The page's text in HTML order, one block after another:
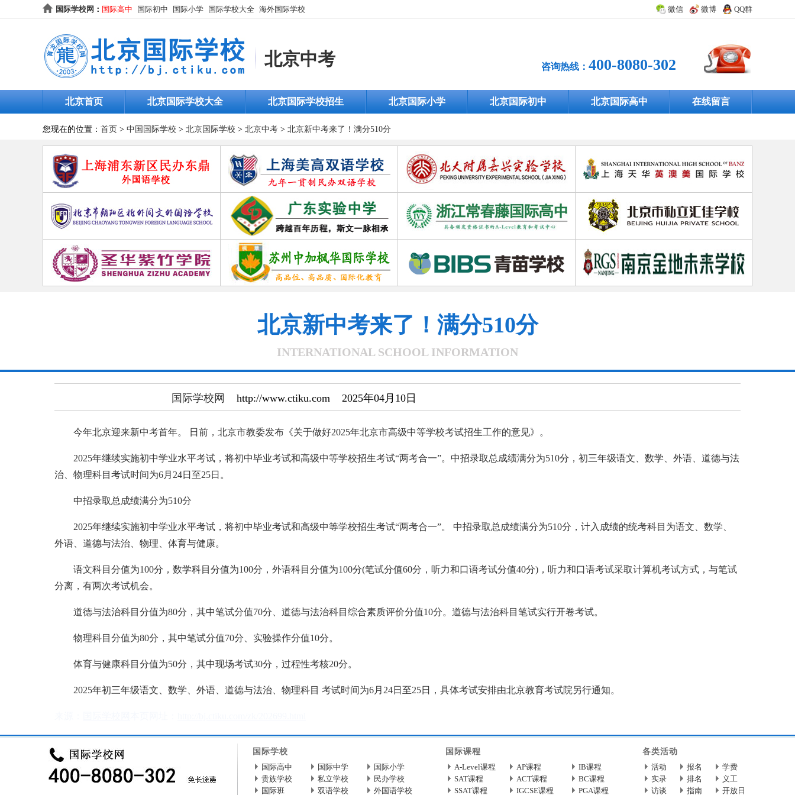
国际学校网 ： 国际高中 国际初中 国际小学 国际学校大全 海外国际学校 微信 微博 QQ群
北京中考 咨询热线： 400-8080-302
北京首页 北京国际学校大全 北京国际学校招生 北京国际小学 北京国际初中 北京国际高中 在线留言
您现在的位置： 首页 > 中国国际学校 > 北京国际学校 > 北京中考 > 北京新中考来了！满分510分
北京新中考来了！满分510分
INTERNATIONAL SCHOOL INFORMATION
国际学校网 http://www.ctiku.com 2025年04月10日
今年北京迎来新中考首年。 日前，北京市教委发布《关于做好2025年北京市高级中等学校考试招生工作的意见》。
2025年继续实施初中学业水平考试，将初中毕业考试和高级中等学校招生考试“两考合一”。中招录取总成绩满分为510分，初三年级语文、数学、外语、道德与法
治、物理科目考试时间为6月24日至25日。
中招录取总成绩满分为510分
2025年继续实施初中学业水平考试，将初中毕业考试和高级中等学校招生考试“两考合一”。 中招录取总成绩满分为510分，计入成绩的统考科目为语文、数学、
外语、道德与法治、物理、体育与健康。
语文科目分值为100分，数学科目分值为100分，外语科目分值为100分(笔试分值60分，听力和口语考试分值40分)，听力和口语考试采取计算机考试方式，与笔试
分离，有两次考试机会。
道德与法治科目分值为80分，其中笔试分值70分、道德与法治科目综合素质评价分值10分。道德与法治科目笔试实行开卷考试。
物理科目分值为80分，其中笔试分值70分、实验操作分值10分。
体育与健康科目分值为50分，其中现场考试30分，过程性考核20分。
2025年初三年级语文、数学、外语、道德与法治、物理科目 考试时间为6月24日至25日，具体考试安排由北京教育考试院另行通知。
国际学校 国际课程
各类活动
国际高中
国际中学
国际小学
贵族学校
私立学校
民办学校
国际班
双语学校 外国语学校
A-Level课程 AP课程
IB课程
SAT课程
ACT课程
BC课程
SSAT课程
IGCSE课程 PGA课程
活动 报名
学费
实录
排名
义工
访谈
指南 开放日